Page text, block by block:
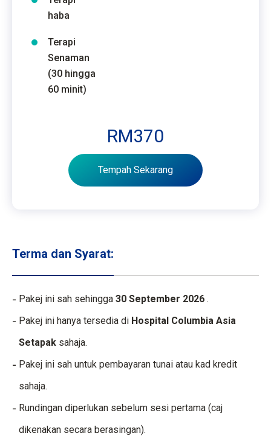
RM370
Tempah Sekarang
haba
Terapi
Senaman
(30 hingga
60 minit)
Terma dan Syarat:
Pakej ini sah sehingga 30 September 2026 .
Pakej ini hanya tersedia di Hospital Columbia Asia
Setapak sahaja.
Pakej ini sah untuk pembayaran tunai atau kad kredit
sahaja.
Rundingan diperlukan sebelum sesi pertama (caj
dikenakan secara berasingan).